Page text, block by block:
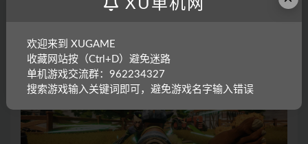
XU单机网
欢迎来到 XUGAME
收藏网站按（Ctrl+D）避免迷路
单机游戏交流群：962234327
搜索游戏输入关键词即可，避免游戏名字输入错误